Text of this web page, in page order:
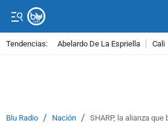
Tendencias: Abelardo De La Espriella Cali
Blu Radio / Nación / SHARP, la alianza